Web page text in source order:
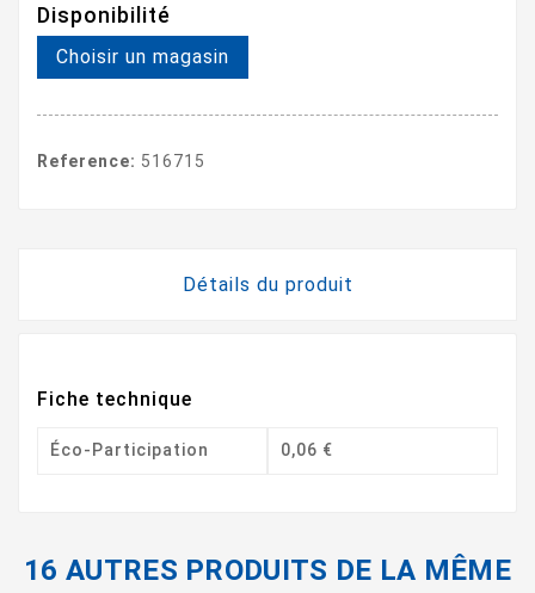
Disponibilité
Choisir un magasin
Reference: 516715
Détails du produit
Fiche technique
Éco-Participation 0,06 €
16 AUTRES PRODUITS DE LA MÊME